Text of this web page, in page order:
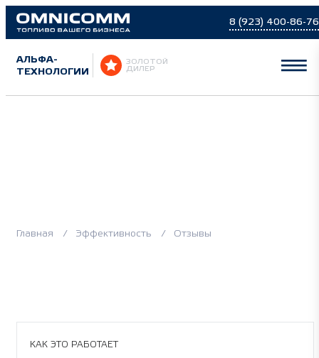
8 (923) 400-86-76
АЛЬФА-
ТЕХНОЛОГИИ
ЗОЛОТОЙ
ДИЛЕР
Главная Эффективность Отзывы
КАК ЭТО РАБОТАЕТ